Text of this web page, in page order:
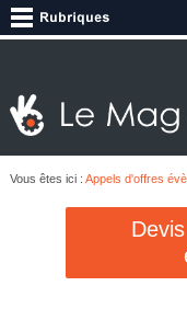
Vous êtes ici : Appels d'offres